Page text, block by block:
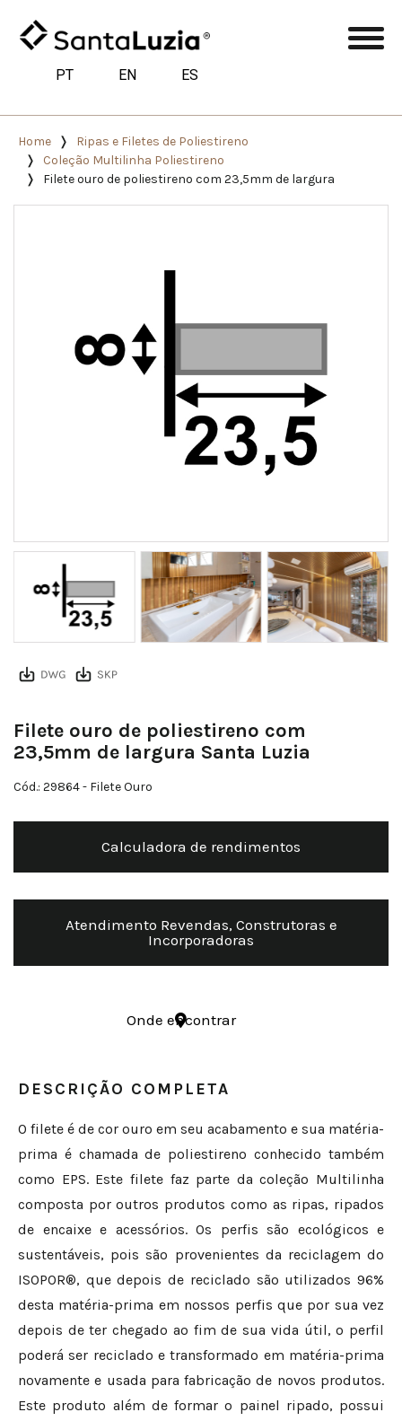
PT EN ES
Home
Ripas e Filetes de Poliestireno
Coleção Multilinha Poliestireno
Filete ouro de poliestireno com 23,5mm de largura
Filete ouro de poliestireno com
23,5mm de largura Santa Luzia
Cód.: 29864- Filete Ouro
Calculadora de rendimentos
Atendimento Revendas, Construtoras e
Incorporadoras
Onde encontrar
DESCRIÇÃO COMPLETA
O filete é de cor ouro em seu acabamento e sua matéria-
prima é chamada de poliestireno conhecido também
como EPS. Este filete faz parte da coleção Multilinha
composta por outros produtos como as ripas, ripados
de encaixe e acessórios. Os perfis são ecológicos e
sustentáveis, pois são provenientes da reciclagem do
ISOPOR®, que depois de reciclado são utilizados 96%
desta matéria-prima em nossos perfis que por sua vez
depois de ter chegado ao fim de sua vida útil, o perfil
poderá ser reciclado e transformado em matéria-prima
novamente e usada para fabricação de novos produtos.
Este produto além de formar o painel ripado, possui